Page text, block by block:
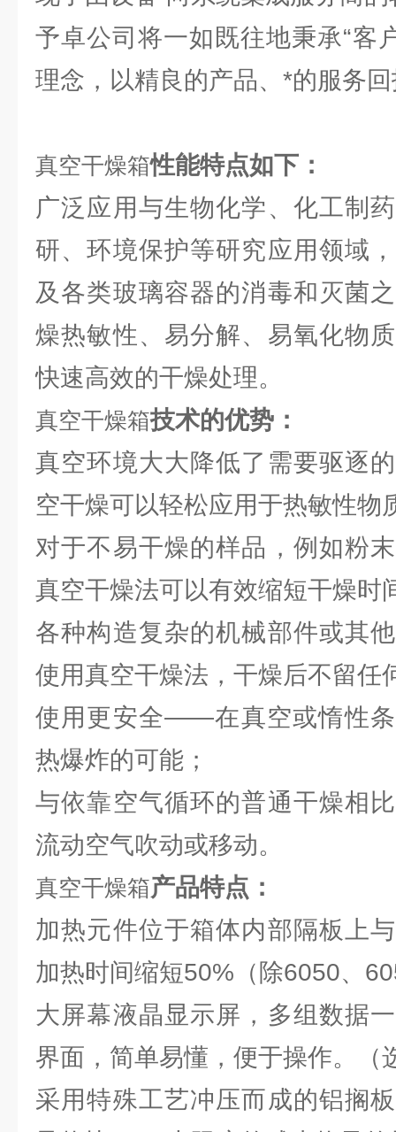
予卓公司将一如既往地秉承“客
理念，以精良的产品、*的服务
真空干燥箱性能特点如下：
广泛应用与生物化学、化工制
研、环境保护等研究应用领域
及各类玻璃容器的消毒和灭菌
燥热敏性、易分解、易氧化物
快速高效的干燥处理。
真空干燥箱技术的优势：
真空环境大大降低了需要驱逐
空干燥可以轻松应用于热敏性物
对于不易干燥的样品，例如粉
真空干燥法可以有效缩短干燥时
各种构造复杂的机械部件或其
使用真空干燥法，干燥后不留任
使用更安全――在真空或惰性
热爆炸的可能；
与依靠空气循环的普通干燥相
流动空气吹动或移动。
真空干燥箱产品特点：
加热元件位于箱体内部隔板上
加热时间缩短50%（除6050、
大屏幕液晶显示屏，多组数据
界面，简单易懂，便于操作。（
采用特殊工艺冲压而成的铝搁